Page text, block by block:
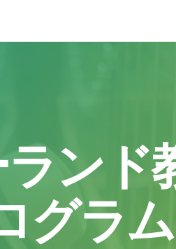
ンド
グラム